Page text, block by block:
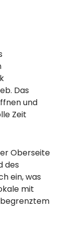
Das
und
Zeit
Oberseite
des
ein, was
mit